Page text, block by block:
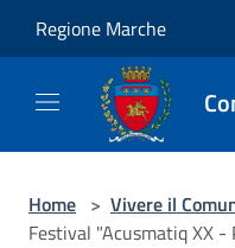
Regione Marche
Home > Vivere il
Festival "Acusmatiq XX